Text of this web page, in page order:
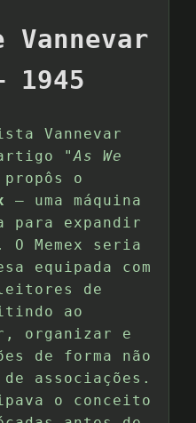
Vannevar
1945
Vannevar
"As We
o
— uma máquina
para expandir
O Memex seria
equipada com
de
ao
organizar e
de forma não
associações.
o conceito